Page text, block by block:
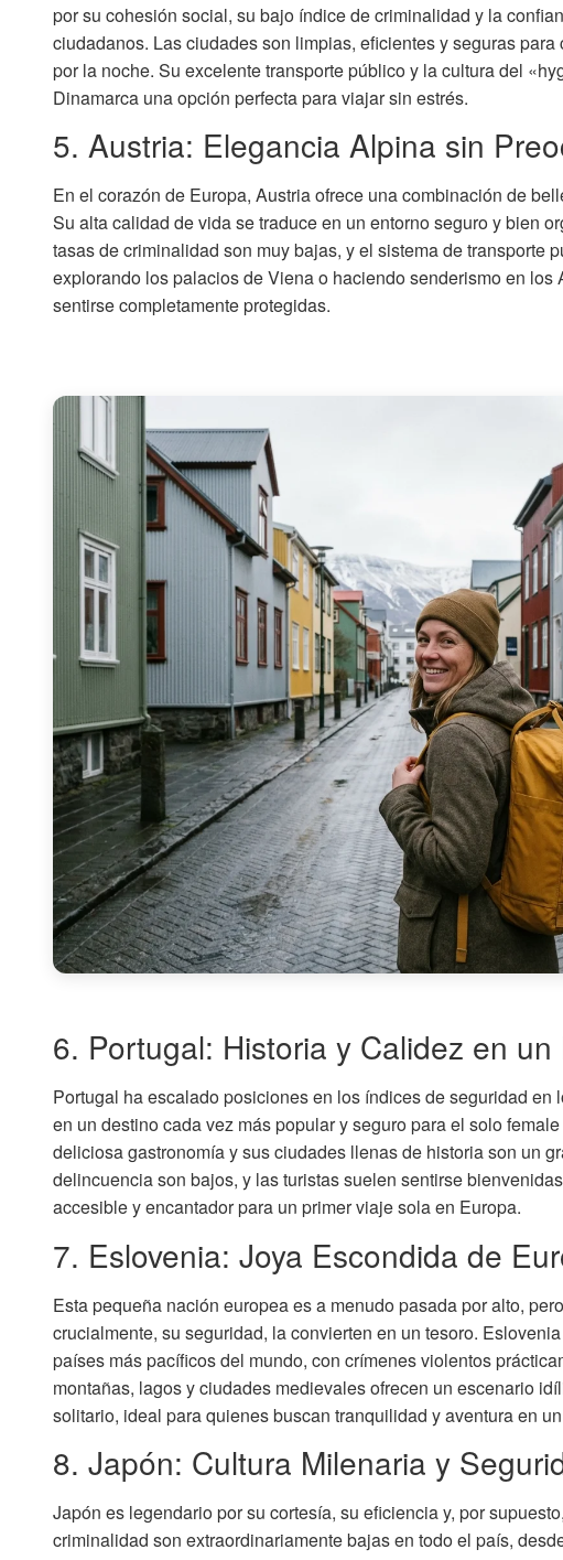
por su cohesión social, su bajo índice de criminalidad y la
ciudadanos. Las ciudades son limpias, eficientes y seguras
por la noche. Su excelente transporte público y la cultura del
Dinamarca una opción perfecta para viajar sin estrés.
5. Austria: Elegancia Alpina sin
En el corazón de Europa, Austria ofrece una combinación de
Su alta calidad de vida se traduce en un entorno seguro y bien
tasas de criminalidad son muy bajas, y el sistema de transporte
explorando los palacios de Viena o haciendo senderismo en los
sentirse completamente protegidas.
6. Portugal: Historia y Calidez en
Portugal ha escalado posiciones en los índices de seguridad en
en un destino cada vez más popular y seguro para el solo
deliciosa gastronomía y sus ciudades llenas de historia son un
delincuencia son bajos, y las turistas suelen sentirse
accesible y encantador para un primer viaje sola en Europa.
7. Eslovenia: Joya Escondida de
Esta pequeña nación europea es a menudo pasada por alto,
crucialmente, su seguridad, la convierten en un tesoro.
países más pacíficos del mundo, con crímenes violentos
montañas, lagos y ciudades medievales ofrecen un escenario
solitario, ideal para quienes buscan tranquilidad y aventura en
8. Japón: Cultura Milenaria y
Japón es legendario por su cortesía, su eficiencia y, por
criminalidad son extraordinariamente bajas en todo el país,